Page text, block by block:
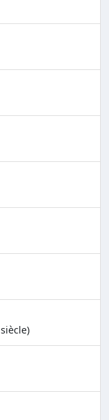
siècle)